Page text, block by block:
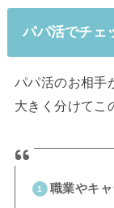
パパ活でチェ
パパ活のお相手
大きく分けてこ
職業やキ